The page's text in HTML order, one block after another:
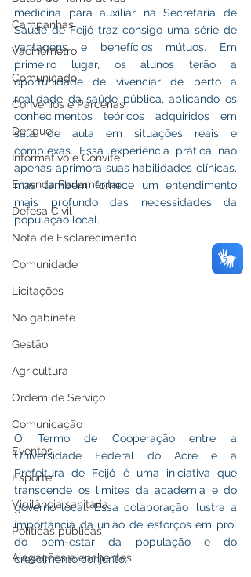
Campanhas
Vacinômetro
Comunicado
Convênios e Parcerias
Dengue
Informativo e Convite
Emenda Parlamentar
Defesa Civil
Nota de Esclarecimento
Comunidade
Licitações
No gabinete
Gestão
Agricultura
Ordem de Serviço
Comunicação
Eventos
Esporte
Vigilância sanitária
Políticas públicas
Alagações e enchentes
medicina para auxiliar na Secretaria de
Saúde de Feijó traz consigo uma série de
vantagens e benefícios mútuos. Em
primeiro lugar, os alunos terão a
oportunidade de vivenciar de perto a
realidade da saúde pública, aplicando os
conhecimentos teóricos adquiridos em
sala de aula em situações reais e
complexas. Essa experiência prática não
apenas aprimora suas habilidades clínicas,
mas também fornece um entendimento
mais profundo das necessidades da
população local.
O Termo de Cooperação entre a
Universidade Federal do Acre e a
Prefeitura de Feijó é uma iniciativa que
transcende os limites da academia e do
governo local. Essa colaboração ilustra a
importância da união de esforços em prol
do bem-estar da população e do
crescimento conjunto.